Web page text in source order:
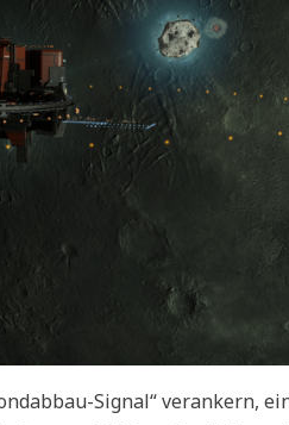
Signal“ verankern,